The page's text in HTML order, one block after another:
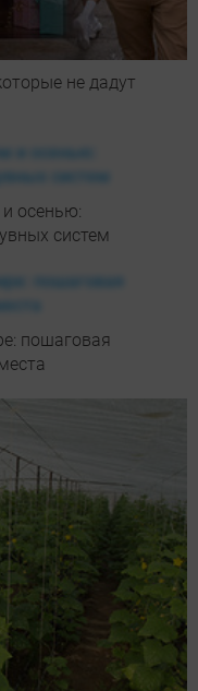
не дадут
осенью:
систем
пошаговая